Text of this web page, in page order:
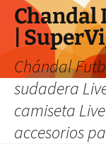
Chandal
|
Chándal
sudadera
camiseta
accesorios